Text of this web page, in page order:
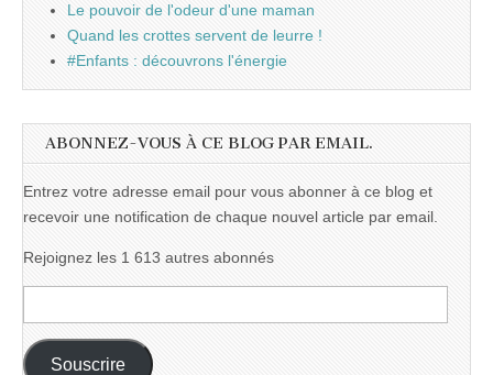
Le pouvoir de l'odeur d'une maman
Quand les crottes servent de leurre !
#Enfants : découvrons l'énergie
ABONNEZ-VOUS À CE BLOG PAR EMAIL.
Entrez votre adresse email pour vous abonner à ce blog et
recevoir une notification de chaque nouvel article par email.
Rejoignez les 1 613 autres abonnés
e-
mail :
Souscrire